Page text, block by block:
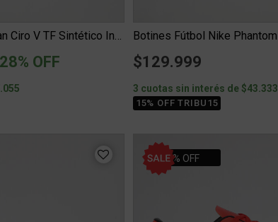
Botines Fútbol Topper San Ciro V TF Sintético Infantil
from
to
28% OFF $129.999
3 cuotas sin interés de $43.333
15% OFF TRIBU15
44% OFF